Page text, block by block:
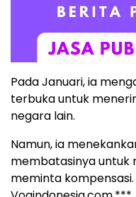
Pada Januari, ia
terbuka untuk
negara lain.
Namun, ia
membatasinya
meminta